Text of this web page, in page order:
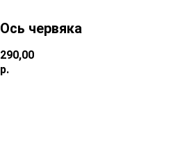
Ось червяка
290,00
р.